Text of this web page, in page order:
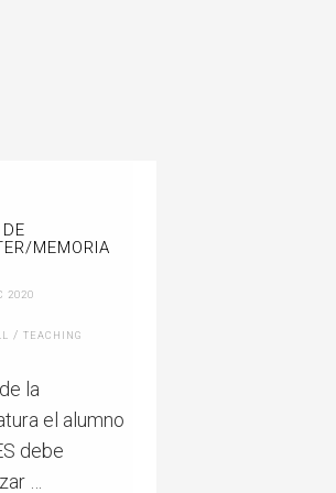
MEMORIA
2020
/TEACHING
la
el alumno
debe
…